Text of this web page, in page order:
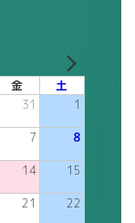
金 土
31 1
7 8
14 15
21 22